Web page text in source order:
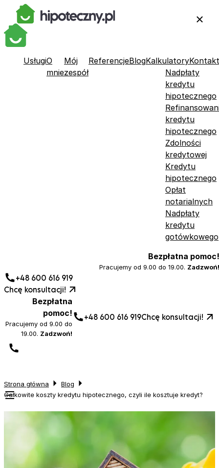
UsługiO
mnie
Mój
zespół
ReferencjeBlogKalkulatory
Nadpłaty
kredytu
hipotecznego
kredytu
hipotecznego
Zdolności
kredytowej
Kredytu
hipotecznego
Opłat
notarialnych
Nadpłaty
kredytu
gotówkowego
Kontakt
Bezpłatna pomoc!
Pracujemy od 9.00 do 19.00. Zadzwoń!
+48 600 616 919
Chcę konsultacji!
Bezpłatna
pomoc!
Pracujemy od 9.00 do
19.00. Zadzwoń!
+48 600 616 919Chcę konsultacji!
Strona główna
Blog
Całkowite koszty kredytu hipotecznego, czyli ile kosztuje kredyt?